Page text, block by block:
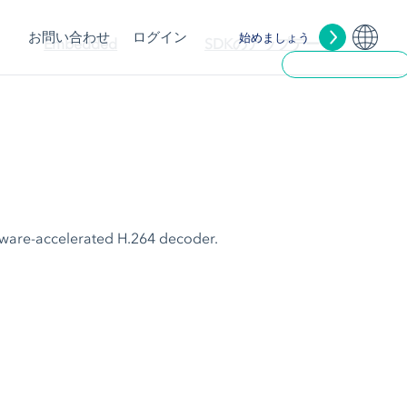
お問い合わせ ログイン 始めましょう
Embedded SDKのアップデート
accelerated H.264 decoder.